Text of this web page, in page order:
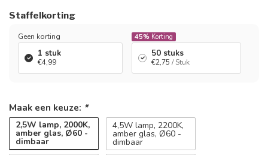
Staffelkorting
Geen korting
1 stuk
€4,99
45% Korting
50 stuks
€2,75 / Stuk
Maak een keuze: *
2,5W lamp, 2000K,
amber glas, Ø60 -
dimbaar
4,5W lamp, 2200K,
amber glas, Ø60 -
dimbaar